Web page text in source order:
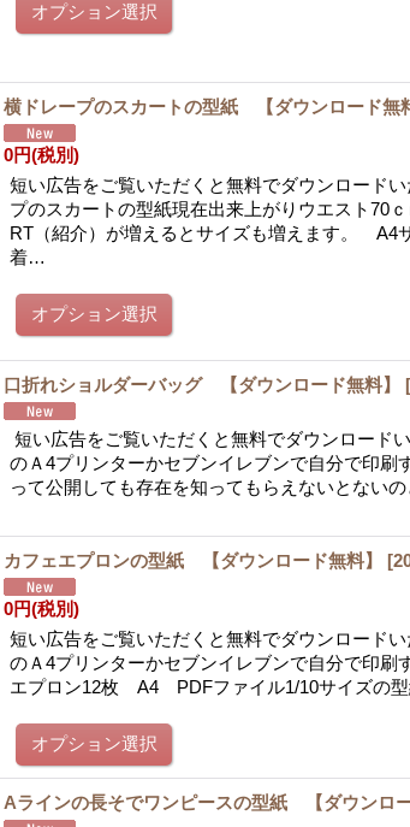
横ドレープのスカートの型紙 【ダウンロード無
0円(税別)
短い広告をご覧いただくと無料でダウンロード
プのスカートの型紙現在出来上がりウエスト70
RT（紹介）が増えるとサイズも増えます。
着…
口折れショルダーバッグ 【ダウンロード無料】
短い広告をご覧いただくと無料でダウンロード
のＡ4プリンターかセブンイレブンで自分で印刷
って公開しても存在を知ってもらえないとない
カフェエプロンの型紙 【ダウンロード無料】 [
0円(税別)
短い広告をご覧いただくと無料でダウンロード
のＡ4プリンターかセブンイレブンで自分で印刷
エプロン12枚 A4 PDFファイル1/10サイズの
Aラインの長そでワンピースの型紙 【ダウンロー